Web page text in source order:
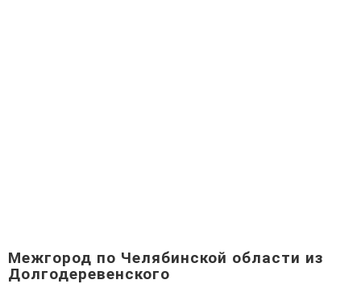
Межгород по Челябинской области из
Долгодеревенского